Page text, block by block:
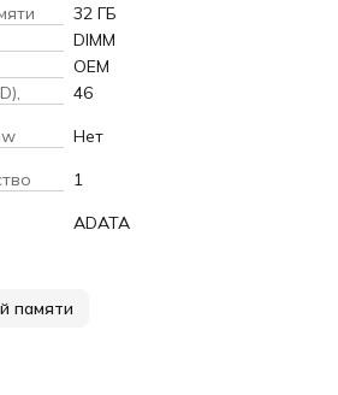
32 ГБ
DIMM
OEM
46
Нет
1
ADATA
памяти